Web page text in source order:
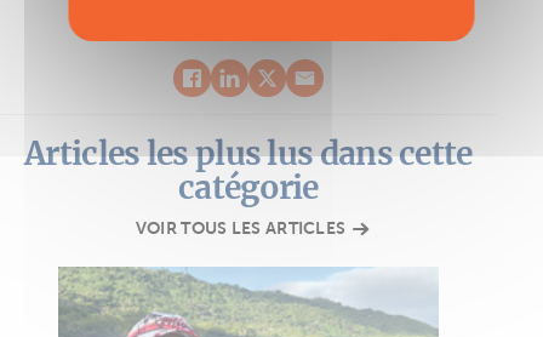
Articles les plus lus dans cette
catégorie
VOIR TOUS LES ARTICLES